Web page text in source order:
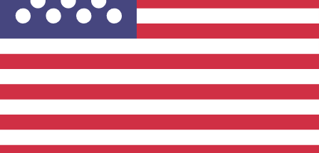
Transferência internacional de dinheiro Xe